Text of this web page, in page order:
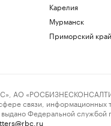
Карелия
Мурманск
Приморский край
связи, информационных
Федеральной